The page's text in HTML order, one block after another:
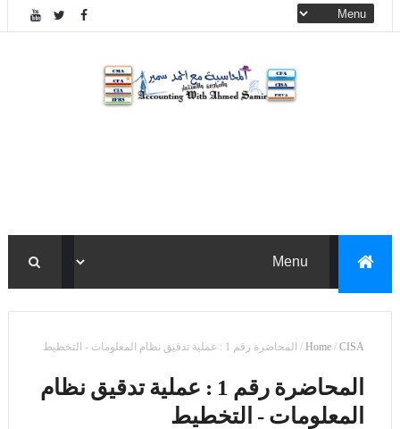
Home / CISA
/ المحاضرة رقم 1 : عملية تدقيق نظام المعلومات - التخطيط
المحاضرة رقم 1 : عملية تدقيق نظام
المعلومات - التخطيط